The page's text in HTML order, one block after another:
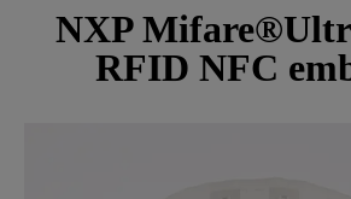
NXP
RFID NFC